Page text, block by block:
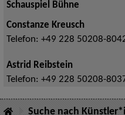
Schauspiel Bühne
Constanze Kreusch
Telefon: +49 228 50208-
Astrid Reibstein
Telefon: +49 228 50208-
Suche nach